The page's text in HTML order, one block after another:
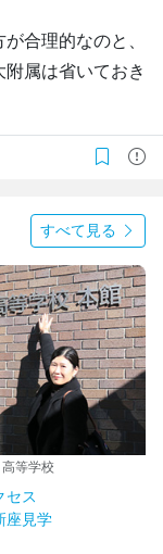
合理的なのと、
属は省いておき
すべて見る
等学校
セス
座見学